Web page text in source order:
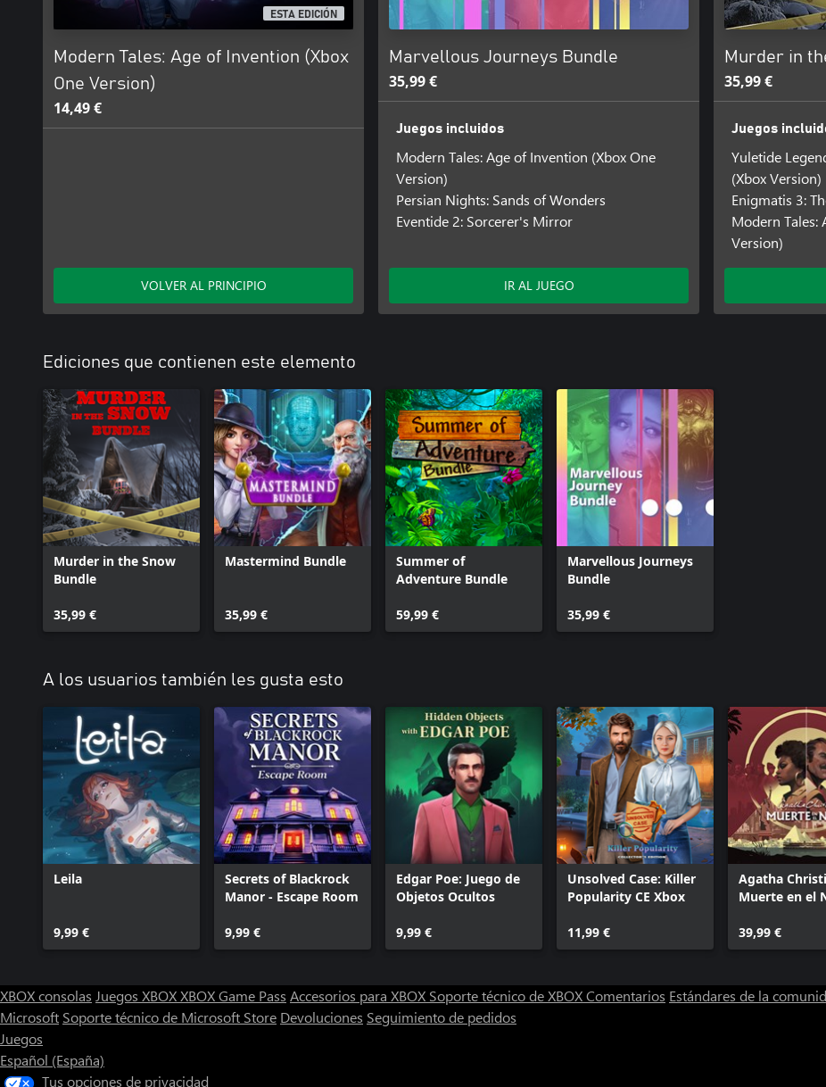
ESTA EDICIÓN
Modern Tales: Age of Invention (Xbox
One Version)
14,49 €
VOLVER AL PRINCIPIO
Marvellous Journeys Bundle
35,99 €
Juegos incluidos
Modern Tales: Age of Invention (Xbox One
Version)
Persian Nights: Sands of Wonders
Eventide 2: Sorcerer's Mirror
IR AL JUEGO
Murder in
35,99 €
Juegos
Yuletide
(Xbox Version)
Enigmatis 3:
Modern Tales:
Version)
Ediciones que contienen este elemento
Murder in the Snow
Bundle
35,99 €
Mastermind Bundle
35,99 €
Summer of
Adventure Bundle
59,99 €
Marvellous Journeys
Bundle
35,99 €
A los usuarios también les gusta esto
Leila
9,99 €
Secrets of Blackrock
Manor - Escape Room
9,99 €
Edgar Poe: Juego de
Objetos Ocultos
9,99 €
Unsolved Case: Killer
Popularity CE Xbox
11,99 €
Agatha
Muerte en el
39,99 €
XBOX consolas Juegos XBOXXBOX Game Pass Accesorios para XBOX Soporte técnico de XBOXComentarios Estándares de la
Microsoft Soporte técnico de Microsoft Store Devoluciones Seguimiento de pedidos
Juegos
Español (España)
Tus opciones de privacidad